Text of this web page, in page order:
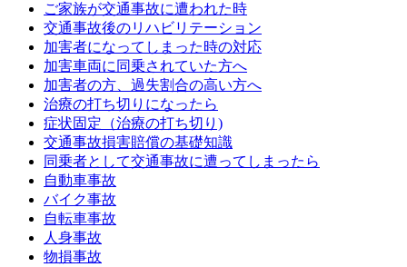
ご家族が交通事故に遭われた時
交通事故後のリハビリテーション
加害者になってしまった時の対応
加害車両に同乗されていた方へ
加害者の方、過失割合の高い方へ
治療の打ち切りになったら
症状固定（治療の打ち切り)
交通事故損害賠償の基礎知識
同乗者として交通事故に遭ってしまったら
自動車事故
バイク事故
自転車事故
人身事故
物損事故